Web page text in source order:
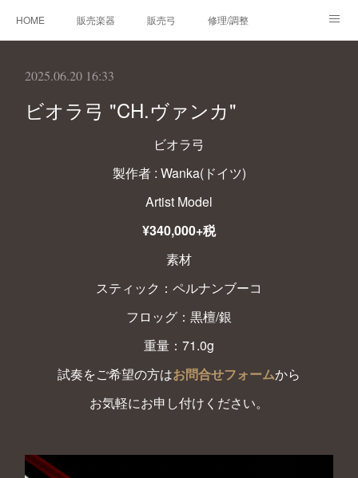
HOME 販売楽器 販売弓 修理/調整
2025.06.20 16:33
ビオラ弓 "CH.ヴァンカ"
ビオラ弓
製作者 : Wanka(ドイツ)
Artist Model
¥340,000+税
素材
スティック：ペルナンブーコ
フロッグ：黒檀/銀
重量：71.0g
試奏をご希望の方はお問合せフォームから
お気軽にお申し付けください。